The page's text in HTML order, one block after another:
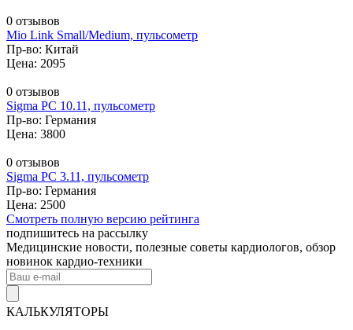
0 отзывов
Mio Link Small/Medium, пульсометр
Пр-во: Китай
Цена: 2095
0 отзывов
Sigma PC 10.11, пульсометр
Пр-во: Германия
Цена: 3800
0 отзывов
Sigma PC 3.11, пульсометр
Пр-во: Германия
Цена: 2500
Смотреть полную версию рейтинга
подпишитесь на рассылку
Медицинские новости, полезные советы кардиологов, обзор
новинок кардио-техники
КАЛЬКУЛЯТОРЫ